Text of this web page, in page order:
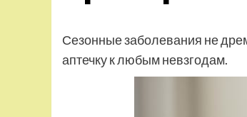
Сезонные заболевания не
аптечку к любым невзгодам.